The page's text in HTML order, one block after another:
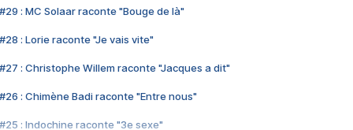
#29 : MC Solaar raconte "Bouge de là"
#28 : Lorie raconte "Je vais vite"
#27 : Christophe Willem raconte "Jacques a dit"
#26 : Chimène Badi raconte "Entre nous"
#25 : Indochine raconte "3e sexe"